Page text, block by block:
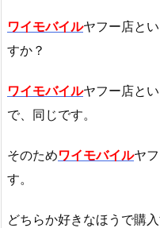
ワイモバイルヤフー店と
すか？
ワイモバイルヤフー店と
で、同じです。
そのためワイモバイルヤ
す。
どちらか好きなほうで購